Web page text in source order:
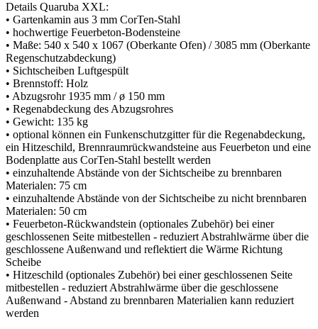
Details Quaruba XXL:
• Gartenkamin aus 3 mm CorTen-Stahl
• hochwertige Feuerbeton-Bodensteine
• Maße: 540 x 540 x 1067 (Oberkante Ofen) / 3085 mm (Oberkante
Regenschutzabdeckung)
• Sichtscheiben Luftgespült
• Brennstoff: Holz
• Abzugsrohr 1935 mm / ø 150 mm
• Regenabdeckung des Abzugsrohres
• Gewicht: 135 kg
• optional können ein Funkenschutzgitter für die Regenabdeckung,
ein Hitzeschild, Brennraumrückwandsteine aus Feuerbeton und eine
Bodenplatte aus CorTen-Stahl bestellt werden
• einzuhaltende Abstände von der Sichtscheibe zu brennbaren
Materialen: 75 cm
• einzuhaltende Abstände von der Sichtscheibe zu nicht brennbaren
Materialen: 50 cm
• Feuerbeton-Rückwandstein (optionales Zubehör) bei einer
geschlossenen Seite mitbestellen - reduziert Abstrahlwärme über die
geschlossene Außenwand und reflektiert die Wärme Richtung
Scheibe
• Hitzeschild (optionales Zubehör) bei einer geschlossenen Seite
mitbestellen - reduziert Abstrahlwärme über die geschlossene
Außenwand - Abstand zu brennbaren Materialien kann reduziert
werden